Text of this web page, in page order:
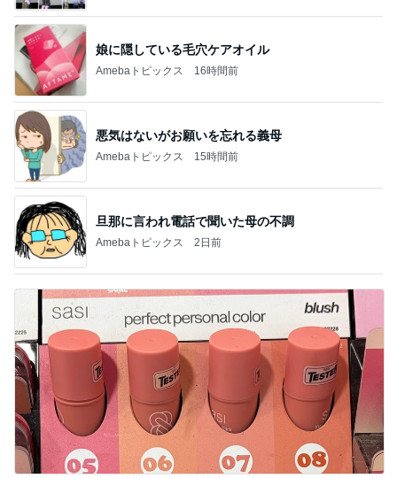
娘に隠している毛穴ケアオイル
Amebaトピックス 16時間前
悪気はないがお願いを忘れる義母
Amebaトピックス 15時間前
旦那に言われ電話で聞いた母の不調
Amebaトピックス 2日前